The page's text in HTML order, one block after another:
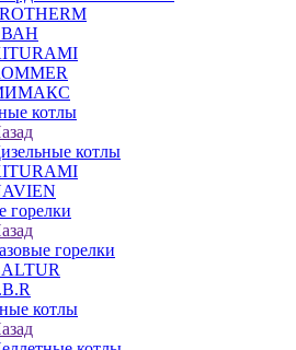
котлы
котлы
горелки
горелки
котлы